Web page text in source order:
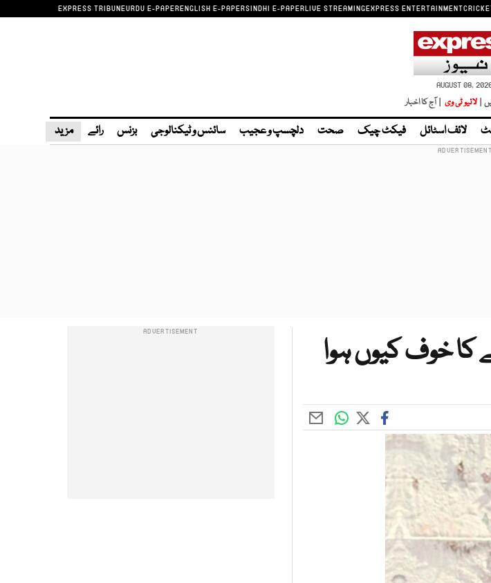
EXPRESS TRIBUNEURDU E-PAPERENGLISH E-PAPERSINDHI E-PAPERLIVE STREAMINGEXPRESS ENTERTAINMENT
AUGUST 08,
| لائیو ٹی وی | آج کا اخبار
لائف اسٹائل فیکٹ چیک صحت دلچسپ و عجیب سائنس و ٹیکنالوجی بزنس رائے مزید
کا خوف کیوں ہوا